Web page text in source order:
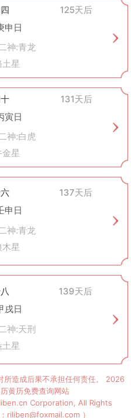
125天后
申日
神:青龙
星
131天后
寅日
神:白虎
星
137天后
申日
神:青龙
星
139天后
戌日
神:天刑
星
造成后果不承担任何责任。 2026
黄历免费查询网站
Corporation, All Rights
riliben@foxmail.com ）